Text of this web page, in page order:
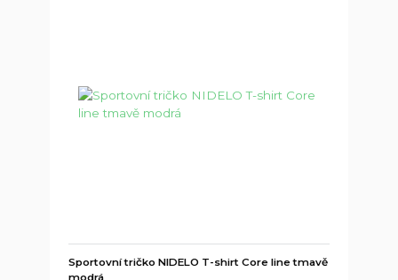
Sportovní tričko NIDELO T-shirt Core line tmavě
modrá